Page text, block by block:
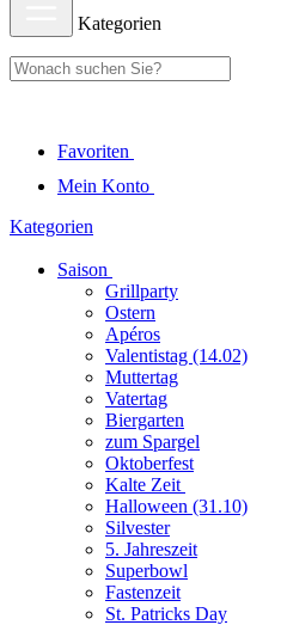
Kategorien
Favoriten
Mein Konto
Kategorien
Saison
Grillparty
Ostern
Apéros
Valentistag (14.02)
Muttertag
Vatertag
Biergarten
zum Spargel
Oktoberfest
Kalte Zeit
Halloween (31.10)
Silvester
5. Jahreszeit
Superbowl
Fastenzeit
St. Patricks Day